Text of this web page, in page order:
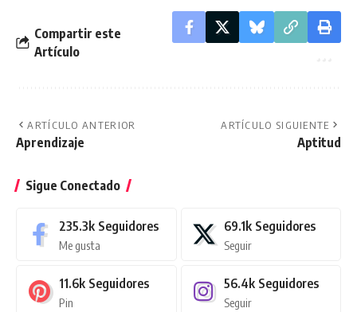
Compartir este
Artículo
ARTÍCULO ANTERIOR
Aprendizaje
ARTÍCULO SIGUIENTE
Aptitud
Sigue Conectado
235.3k Seguidores
Me gusta
69.1k Seguidores
Seguir
11.6k Seguidores
Pin
56.4k Seguidores
Seguir